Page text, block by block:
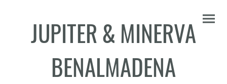
JUPITER&MINERVA
BENALMADENA